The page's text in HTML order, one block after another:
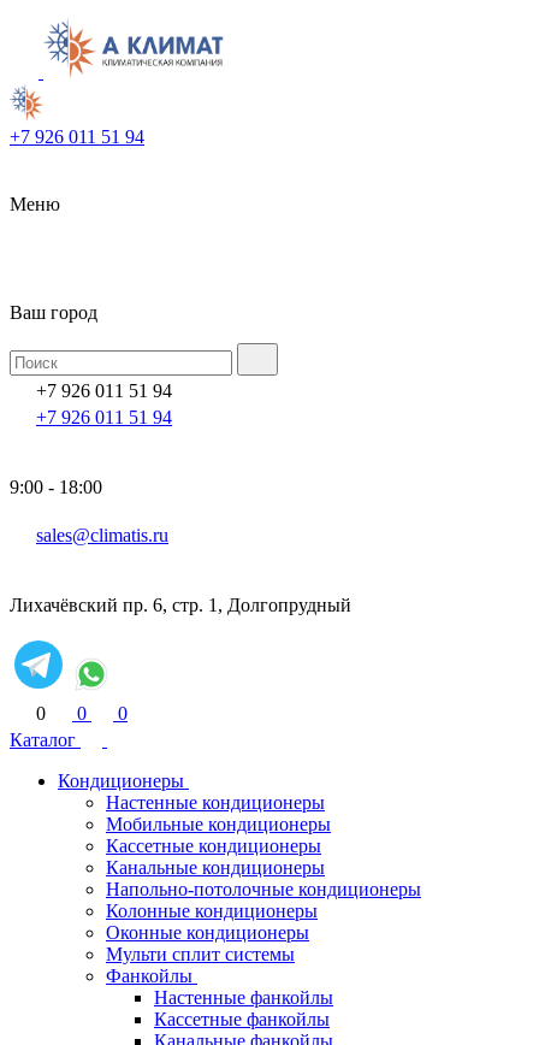
+7 926 011 51 94
Меню
Ваш город
+7 926 011 51 94
+7 926 011 51 94
9:00 - 18:00
sales@climatis.ru
Лихачёвский пр. 6, стр. 1, Долгопрудный
0 0
0
Каталог
Кондиционеры
Настенные кондиционеры
Мобильные кондиционеры
Кассетные кондиционеры
Канальные кондиционеры
Напольно-потолочные кондиционеры
Колонные кондиционеры
Оконные кондиционеры
Мульти сплит системы
Фанкойлы
Настенные фанкойлы
Кассетные фанкойлы
Канальные фанкойлы